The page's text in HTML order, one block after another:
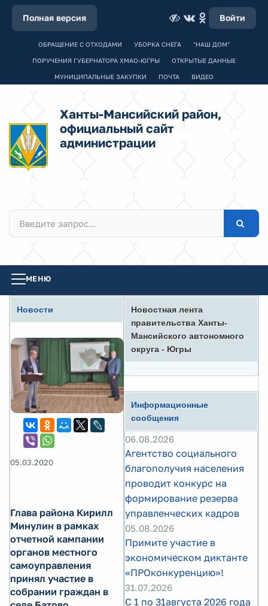
Полная версия Войти
ОБРАЩЕНИЕ С ОТХОДАМИ УБОРКА СНЕГА "НАШ ДОМ"
ПОРУЧЕНИЯ ГУБЕРНАТОРА ХМАО-ЮГРЫ ОТКРЫТЫЕ ДАННЫЕ
МУНИЦИПАЛЬНЫЕ ЗАКУПКИ ПОЧТА ВИДЕО
Ханты-Мансийский район,
официальный сайт
администрации
МЕНЮ
Новости
05.03.2020
Глава района Кирилл
Минулин в рамках
отчетной кампании
органов местного
самоуправления
принял участие в
собрании граждан в
Новостная лента
правительства Ханты-
Мансийского автономного
округа - Югры
Информационные
сообщения
06.08.2026
Агентство социального
благополучия населения
проводит конкурс на
формирование резерва
управленческих кадров
05.08.2026
Примите участие в
экономическом диктанте
«ПРОконкуренцию»!
31.07.2026
С 1 по 31августа 2026 года